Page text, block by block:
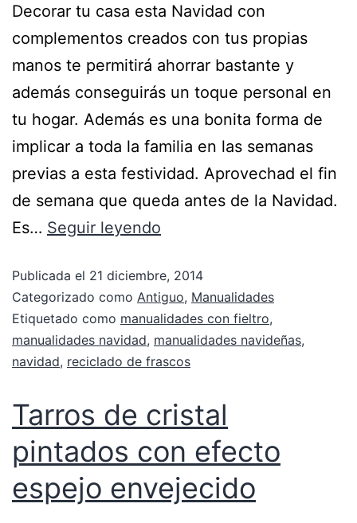
Decorar tu casa esta Navidad con
complementos creados con tus propias
manos te permitirá ahorrar bastante y
además conseguirás un toque personal en
tu hogar. Además es una bonita forma de
implicar a toda la familia en las semanas
previas a esta festividad. Aprovechad el fin
de semana que queda antes de la Navidad.
Es… Seguir leyendo
Publicada el 21 diciembre, 2014
Categorizado como Antiguo, Manualidades
Etiquetado como manualidades con fieltro,
manualidades navidad, manualidades navideñas,
navidad, reciclado de frascos
Tarros de cristal
pintados con efecto
espejo envejecido